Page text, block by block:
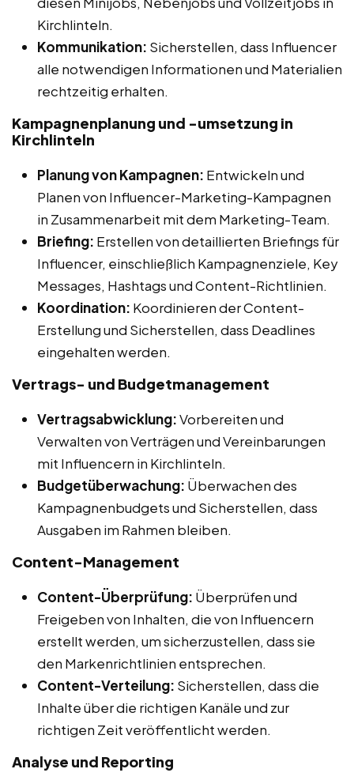
Kirchlinteln.
Kommunikation: Sicherstellen, dass Influencer
alle notwendigen Informationen und Materialien
rechtzeitig erhalten.
Kampagnenplanung und -umsetzung in
Kirchlinteln
Planung von Kampagnen: Entwickeln und
Planen von Influencer-Marketing-Kampagnen
in Zusammenarbeit mit dem Marketing-Team.
Briefing: Erstellen von detaillierten Briefings für
Influencer, einschließlich Kampagnenziele, Key
Messages, Hashtags und Content-Richtlinien.
Koordination: Koordinieren der Content-
Erstellung und Sicherstellen, dass Deadlines
eingehalten werden.
Vertrags- und Budgetmanagement
Vertragsabwicklung:Vorbereiten und
Verwalten von Verträgen und Vereinbarungen
mit Influencern in Kirchlinteln.
Budgetüberwachung: Überwachen des
Kampagnenbudgets und Sicherstellen, dass
Ausgaben im Rahmen bleiben.
Content-Management
Content-Überprüfung: Überprüfen und
Freigeben von Inhalten, die von Influencern
erstellt werden, um sicherzustellen, dass sie
den Markenrichtlinien entsprechen.
Content-Verteilung: Sicherstellen, dass die
Inhalte über die richtigen Kanäle und zur
richtigen Zeit veröffentlicht werden.
Analyse und Reporting